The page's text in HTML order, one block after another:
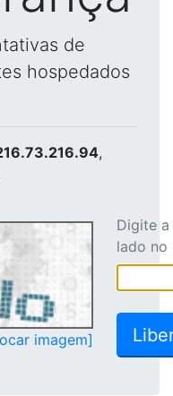
de
hospedados
,
imagem]
Digite
lado no